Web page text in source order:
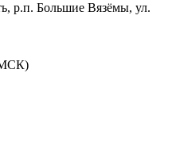
р.п. Большие Вязёмы, ул.
МСК)